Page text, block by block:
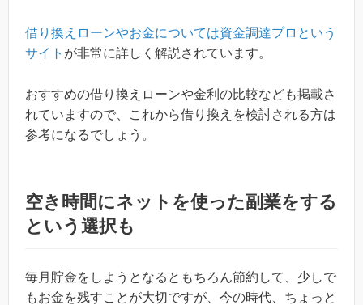
借り換えローンやお金については資金調達プロという
サイト が非常に詳しく解説されています。
おすすめの借り換えローンや金利の比較なども掲載さ
れていますので、これから借り換えを検討される方は
参考になるでしょう。
空き時間にネットを使った副業をする
という選択も
毎月貯金をしようとなるともちろん節約して、少しで
もお金を残すことが大切ですが、今の時代、ちょっと